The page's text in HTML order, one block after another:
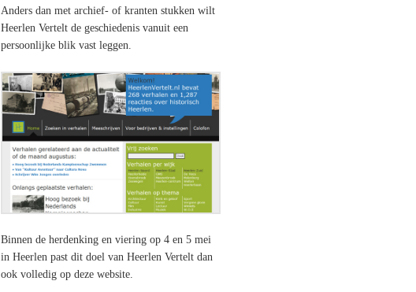
Anders dan met archief- of kranten stukken wilt
Heerlen Vertelt de geschiedenis vanuit een
persoonlijke blik vast leggen.
Binnen de herdenking en viering op 4 en 5 mei
in Heerlen past dit doel van Heerlen Vertelt dan
ook volledig op deze website.